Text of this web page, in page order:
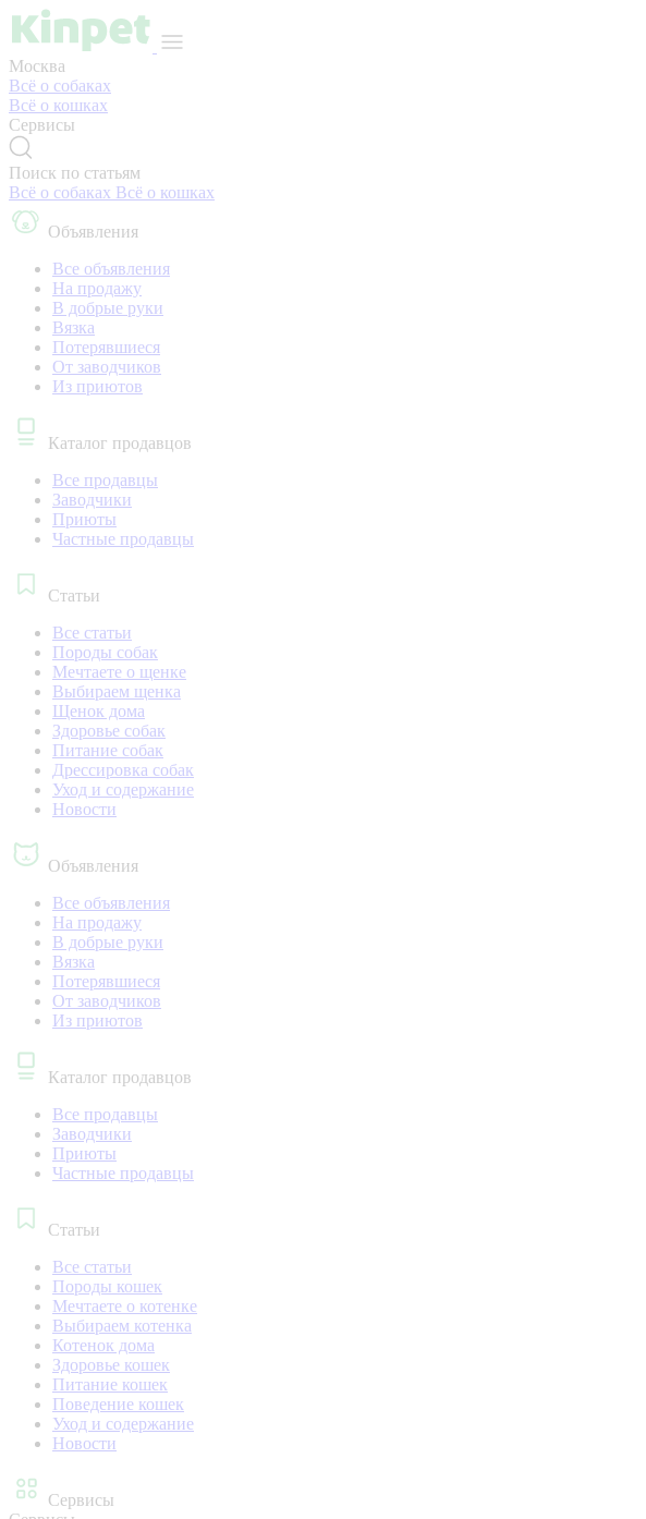
Москва
Всё о собаках
Всё о кошках
Сервисы
Поиск по статьям
Всё о собаках Всё о кошках
Объявления
Все объявления
На продажу
В добрые руки
Вязка
Потерявшиеся
От заводчиков
Из приютов
Каталог продавцов
Все продавцы
Заводчики
Приюты
Частные продавцы
Статьи
Все статьи
Породы собак
Мечтаете о щенке
Выбираем щенка
Щенок дома
Здоровье собак
Питание собак
Дрессировка собак
Уход и содержание
Новости
Объявления
Все объявления
На продажу
В добрые руки
Вязка
Потерявшиеся
От заводчиков
Из приютов
Каталог продавцов
Все продавцы
Заводчики
Приюты
Частные продавцы
Статьи
Все статьи
Породы кошек
Мечтаете о котенке
Выбираем котенка
Котенок дома
Здоровье кошек
Питание кошек
Поведение кошек
Уход и содержание
Новости
Сервисы